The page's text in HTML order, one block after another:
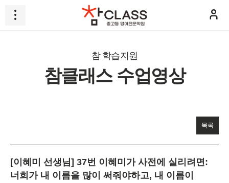
참 학습지원
참클래스 수업영상
목록
[이혜미 선생님] 37번 이혜미가 사전에 실리려면:
너희가 내 이름을 많이 써줘야하고, 내 이름이